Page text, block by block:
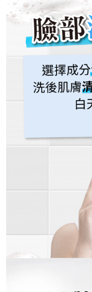
國家/地區配送